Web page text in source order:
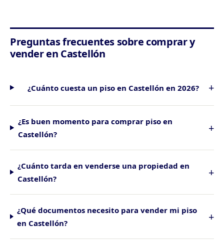
Preguntas frecuentes sobre comprar y
vender en Castellón
¿Cuánto cuesta un piso en Castellón en 2026?
¿Es buen momento para comprar piso en
Castellón?
¿Cuánto tarda en venderse una propiedad en
Castellón?
¿Qué documentos necesito para vender mi piso
en Castellón?